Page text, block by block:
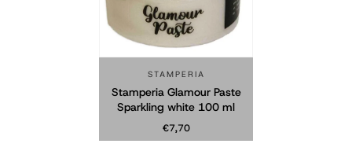
STAMPERIA
Stamperia Glamour Paste
Sparkling white 100 ml
Prezzo normale
€7,70